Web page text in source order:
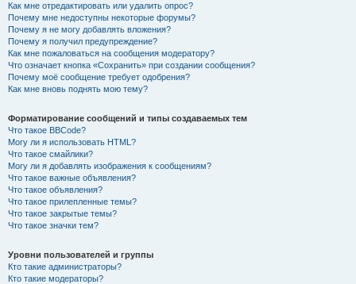
Как мне отредактировать или удалить опрос?
Почему мне недоступны некоторые форумы?
Почему я не могу добавлять вложения?
Почему я получил предупреждение?
Как мне пожаловаться на сообщения модератору?
Что означает кнопка «Сохранить» при создании сообщения?
Почему моё сообщение требует одобрения?
Как мне вновь поднять мою тему?
Форматирование сообщений и типы создаваемых тем
Что такое BBCode?
Могу ли я использовать HTML?
Что такое смайлики?
Могу ли я добавлять изображения к сообщениям?
Что такое важные объявления?
Что такое объявления?
Что такое прилепленные темы?
Что такое закрытые темы?
Что такое значки тем?
Уровни пользователей и группы
Кто такие администраторы?
Кто такие модераторы?